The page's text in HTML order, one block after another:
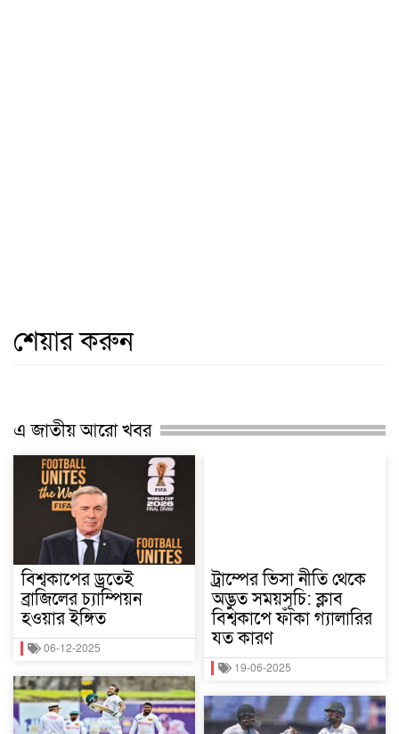
শেয়ার করুন
এ জাতীয় আরো খবর
বিশ্বকাপের ড্রতেই
ব্রাজিলের চ্যাম্পিয়ন
হওয়ার ইঙ্গিত
06-12-2025
ট্রাম্পের ভিসা নীতি থেকে
অদ্ভুত সময়সূচি: ক্লাব
বিশ্বকাপে ফাঁকা গ্যালারির
যত কারণ
19-06-2025